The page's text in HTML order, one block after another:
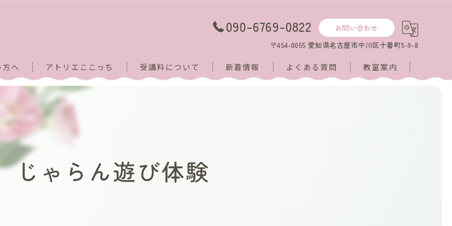
090-6769-0822
お問い合わせ
〒454-0055 愛知県名古屋市中川区十番町5-9-8
へ アトリエここっち
作品紹介
受講料について 新着情報 よくある質問 教室案内
じゃらん遊び体験